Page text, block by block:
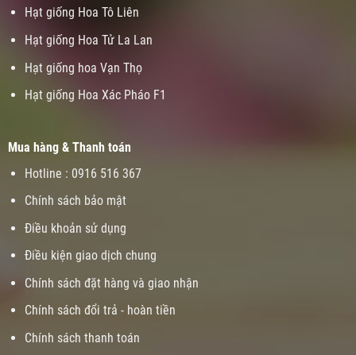
Hạt giống Hoa Tô Liên
Hạt giống Hoa Tử La Lan
Hạt giống hoa Vạn Thọ
Hạt giống Hoa Xác Pháo F1
Mua hàng & Thanh toán
Hotline : 0916 516 367
Chính sách bảo mật
Điều khoản sử dụng
Điều kiện giao dịch chung
Chính sách đặt hàng và giao nhận
Chính sách đổi trả - hoàn tiền
Chính sách thanh toán